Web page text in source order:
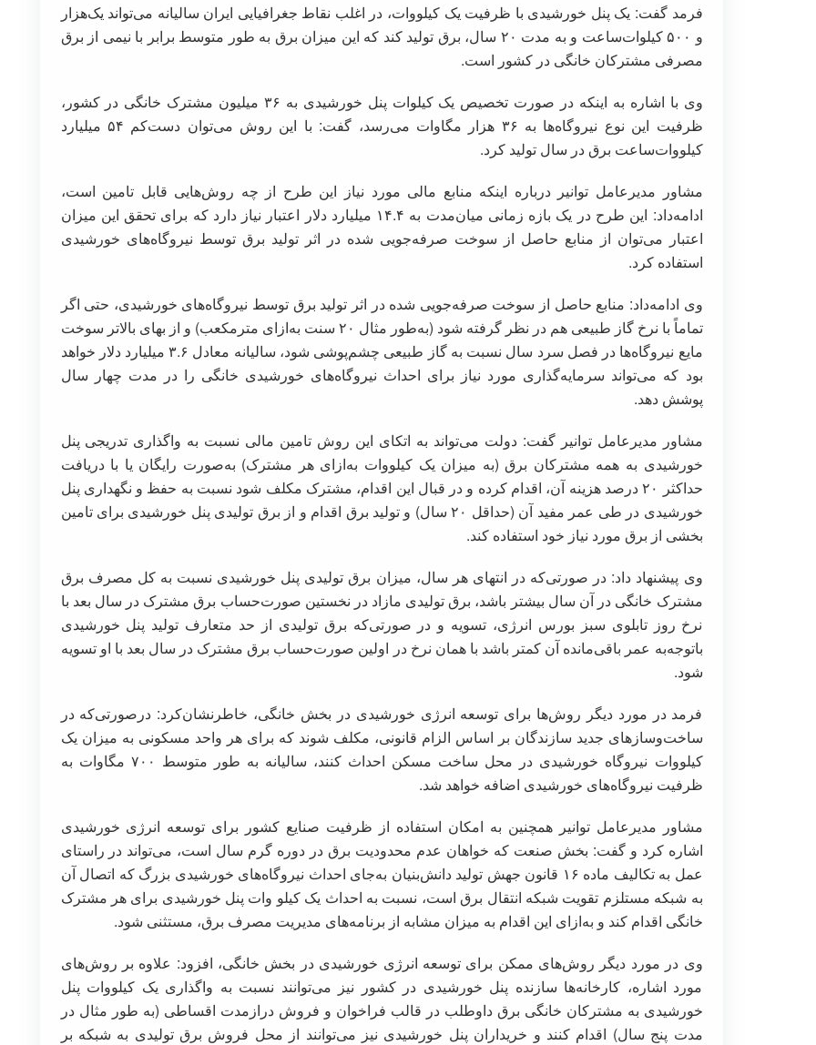
فرمد گفت: یک پنل خورشیدی با ظرفیت یک کیلووات، در اغلب نقاط جغرافیایی ایران سالیانه می‌تواند یک‌هزار
و ۵۰۰ کیلوات‌ساعت و به مدت ۲۰ سال، برق تولید کند که این میزان برق به طور متوسط برابر با نیمی از برق
مصرفی مشترکان خانگی در کشور است.
وی با اشاره به اینکه در صورت تخصیص یک کیلوات پنل خورشیدی به ۳۶ میلیون مشترک خانگی در کشور،
ظرفیت این نوع نیروگاه‌ها به ۳۶ هزار مگاوات می‌رسد، گفت: با این روش می‌توان دست‌کم ۵۴ میلیارد
کیلووات‌ساعت برق در سال تولید کرد.
مشاور مدیرعامل توانیر درباره اینکه منابع مالی مورد نیاز این طرح از چه روش‌هایی قابل تامین است،
ادامه‌داد: این طرح در یک بازه زمانی میان‌مدت به ۱۴.۴ میلیارد دلار اعتبار نیاز دارد که برای تحقق این میزان
اعتبار می‌توان از منابع حاصل از سوخت صرفه‌جویی شده در اثر تولید برق توسط نیروگاه‌های خورشیدی
استفاده کرد.
وی ادامه‌داد: منابع حاصل از سوخت صرفه‌جویی شده در اثر تولید برق توسط نیروگاه‌های خورشیدی، حتی اگر
تماماً با نرخ گاز طبیعی هم در نظر گرفته شود (به‌طور مثال ۲۰ سنت به‌ازای مترمکعب) و از بهای بالاتر سوخت
مایع نیروگاه‌ها در فصل سرد سال نسبت به گاز طبیعی چشم‌پوشی شود، سالیانه معادل ۳.۶ میلیارد دلار خواهد
بود که می‌تواند سرمایه‌گذاری مورد نیاز برای احداث نیروگاه‌های خورشیدی خانگی را در مدت چهار سال
پوشش دهد.
مشاور مدیرعامل توانیر گفت: دولت می‌تواند به اتکای این روش تامین مالی نسبت به واگذاری تدریجی پنل
خورشیدی به همه مشترکان برق (به میزان یک کیلووات به‌ازای هر مشترک) به‌صورت رایگان یا با دریافت
حداکثر ۲۰ درصد هزینه آن، اقدام کرده و در قبال این اقدام، مشترک مکلف شود نسبت به حفظ و نگهداری پنل
خورشیدی در طی عمر مفید آن (حداقل ۲۰ سال) و تولید برق اقدام و از برق تولیدی پنل خورشیدی برای تامین
بخشی از برق مورد نیاز خود استفاده کند.
وی پیشنهاد داد: در صورتی‌که در انتهای هر سال، میزان برق تولیدی پنل خورشیدی نسبت به کل مصرف برق
مشترک خانگی در آن سال بیشتر باشد، برق تولیدی مازاد در نخستین صورت‌حساب برق مشترک در سال بعد با
نرخ روز تابلوی سبز بورس انرژی، تسویه و در صورتی‌که برق تولیدی از حد متعارف تولید پنل خورشیدی
باتوجه‌به عمر باقی‌مانده آن کمتر باشد با همان نرخ در اولین صورت‌حساب برق مشترک در سال بعد با او تسویه
شود.
فرمد در مورد دیگر روش‌ها برای توسعه انرژی خورشیدی در بخش خانگی، خاطرنشان‌کرد: درصورتی‌که در
ساخت‌وسازهای جدید سازندگان بر اساس الزام قانونی، مکلف شوند که برای هر واحد مسکونی به میزان یک
کیلووات نیروگاه خورشیدی در محل ساخت مسکن احداث کنند، سالیانه به طور متوسط ۷۰۰ مگاوات به
ظرفیت نیروگاه‌های خورشیدی اضافه خواهد شد.
مشاور مدیرعامل توانیر همچنین به امکان استفاده از ظرفیت صنایع کشور برای توسعه انرژی خورشیدی
اشاره کرد و گفت: بخش صنعت که خواهان عدم محدودیت برق در دوره گرم سال است، می‌تواند در راستای
عمل به تکالیف ماده ۱۶ قانون جهش تولید دانش‌بنیان به‌جای احداث نیروگاه‌های خورشیدی بزرگ که اتصال آن
به شبکه مستلزم تقویت شبکه انتقال برق است، نسبت به احداث یک کیلو وات پنل خورشیدی برای هر مشترک
خانگی اقدام کند و به‌ازای این اقدام به میزان مشابه از برنامه‌های مدیریت مصرف برق، مستثنی شود.
وی در مورد دیگر روش‌های ممکن برای توسعه انرژی خورشیدی در بخش خانگی، افزود: علاوه بر روش‌های
مورد اشاره، کارخانه‌ها سازنده پنل خورشیدی در کشور نیز می‌توانند نسبت به واگذاری یک کیلووات پنل
خورشیدی به مشترکان خانگی برق داوطلب در قالب فراخوان و فروش درازمدت اقساطی (به طور مثال در
مدت پنج سال) اقدام کنند و خریداران پنل خورشیدی نیز می‌توانند از محل فروش برق تولیدی به شبکه بر